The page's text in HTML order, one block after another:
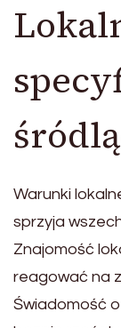
Warunki
sprzyja
Znajomość
reagować na
Świadomość